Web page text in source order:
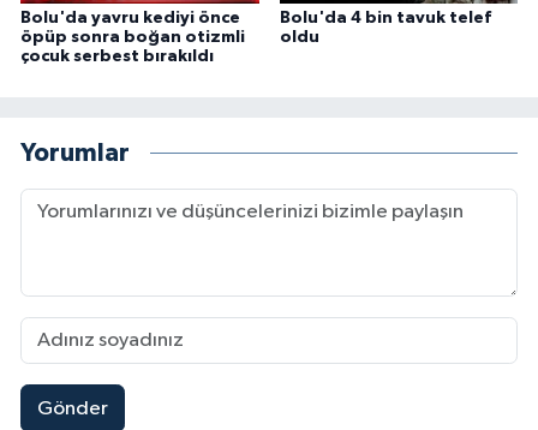
Bolu'da yavru kediyi önce
öpüp sonra boğan otizmli
çocuk serbest bırakıldı
Bolu'da 4 bin tavuk telef
oldu
Yorumlar
Gönder